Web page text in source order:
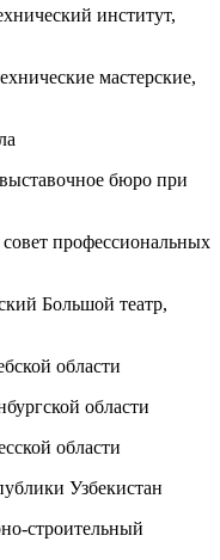
институт,
мастерские,
бюро при
профессиональных
Большой театр,
области
области
области
Узбекистан
строительный